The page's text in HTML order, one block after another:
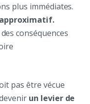
plus immédiates.
conséquences
pas être vécue
un levier de